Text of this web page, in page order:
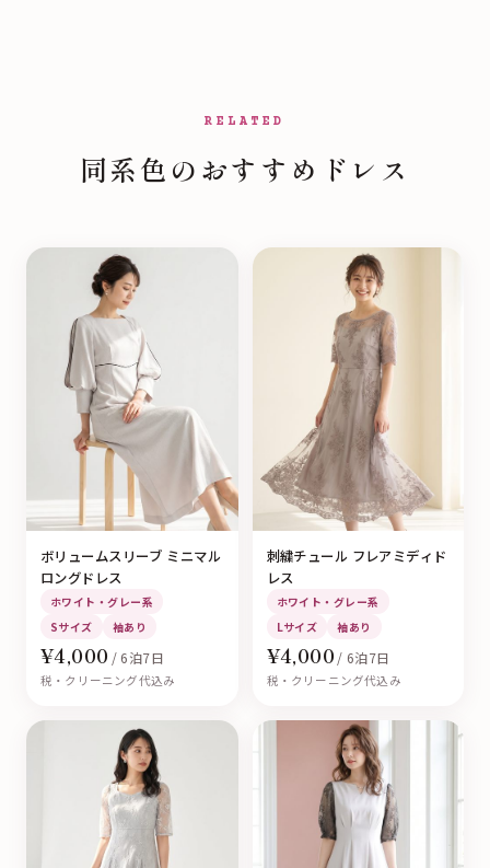
RELATED
同系色のおすすめドレス
ボリュームスリーブ ミニマル
ロングドレス
ホワイト・グレー系
Sサイズ
袖あり
¥4,000 / 6泊7日
税・クリーニング代込み
刺繍チュール フレアミディド
レス
ホワイト・グレー系
Lサイズ
袖あり
¥4,000 / 6泊7日
税・クリーニング代込み